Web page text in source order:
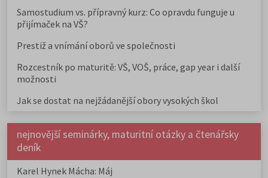
Samostudium vs. přípravný kurz: Co opravdu funguje u
přijímaček na VŠ?
Prestiž a vnímání oborů ve společnosti
Rozcestník po maturitě: VŠ, VOŠ, práce, gap year i další
možnosti
Jak se dostat na nejžádanější obory vysokých škol
nejnovější seminárky, maturitní otázky a čtenářsky
deník
Karel Hynek Mácha: Máj